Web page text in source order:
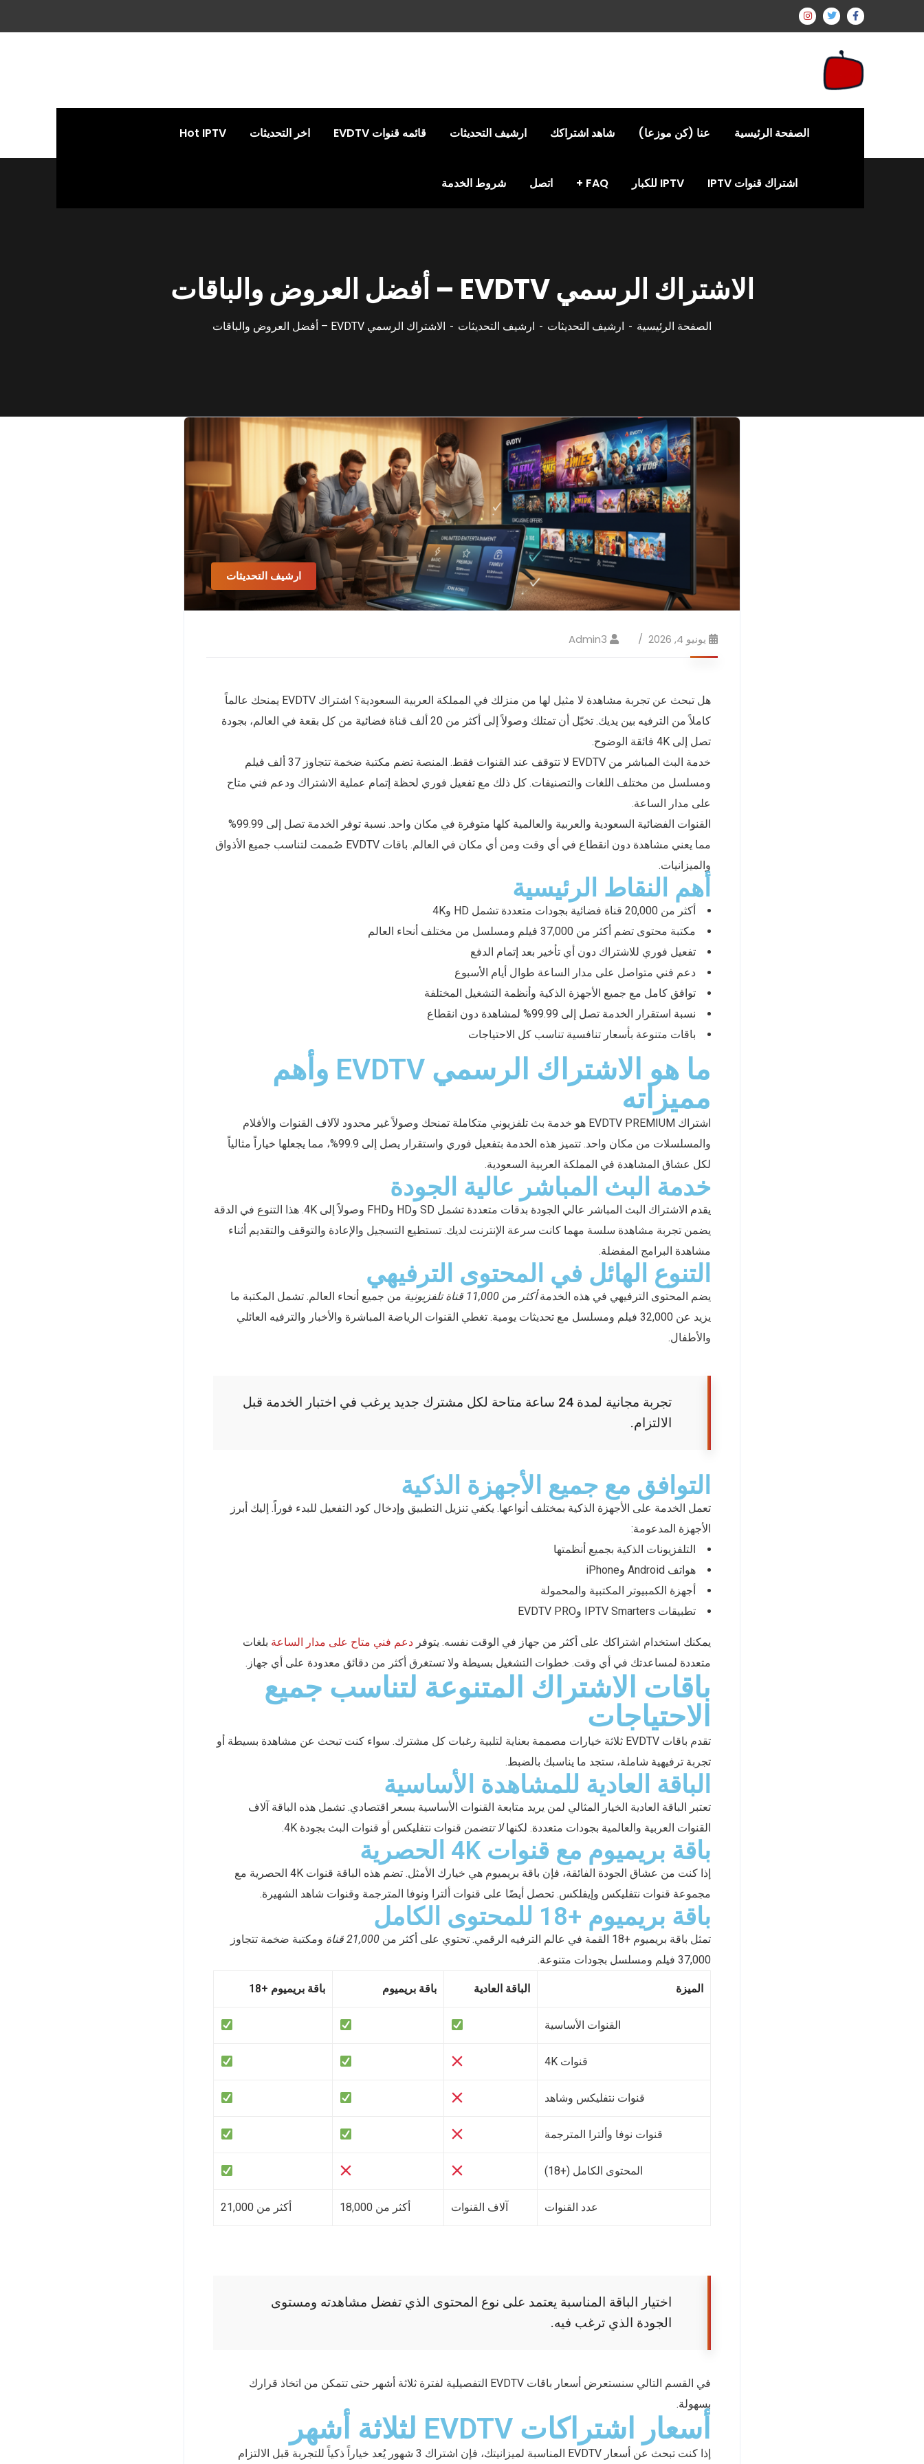
الصفحة الرئيسية عنا (كن موزعا) شاهد اشتراكك ارشيف التحديثات قائمه قنوات EVDTV اخر التحديثات Hot IPTV
اشتراك قنوات IPTV IPTV للكبار FAQ اتصل شروط الخدمة
الاشتراك الرسمي EVDTV – أفضل العروض والباقات
الصفحة الرئيسية ارشيف التحديثات ارشيف التحديثات الاشتراك الرسمي EVDTV – أفضل العروض والباقات
ارشيف التحديثات
يونيو 4, 2026 Admin3
هل تبحث عن تجربة مشاهدة لا مثيل لها من منزلك في المملكة العربية السعودية؟ اشتراك EVDTV يمنحك عالماً
كاملاً من الترفيه بين يديك. تخيّل أن تمتلك وصولاً إلى أكثر من 20 ألف قناة فضائية من كل بقعة في العالم، بجودة
تصل إلى 4K فائقة الوضوح.
خدمة البث المباشر من EVDTV لا تتوقف عند القنوات فقط. المنصة تضم مكتبة ضخمة تتجاوز 37 ألف فيلم
ومسلسل من مختلف اللغات والتصنيفات. كل ذلك مع تفعيل فوري لحظة إتمام عملية الاشتراك ودعم فني متاح
على مدار الساعة.
القنوات الفضائية السعودية والعربية والعالمية كلها متوفرة في مكان واحد. نسبة توفر الخدمة تصل إلى 99.99%
مما يعني مشاهدة دون انقطاع في أي وقت ومن أي مكان في العالم. باقات EVDTV صُممت لتناسب جميع الأذواق
والميزانيات.
أهم النقاط الرئيسية
أكثر من 20,000 قناة فضائية بجودات متعددة تشمل HD و4K
مكتبة محتوى تضم أكثر من 37,000 فيلم ومسلسل من مختلف أنحاء العالم
تفعيل فوري للاشتراك دون أي تأخير بعد إتمام الدفع
دعم فني متواصل على مدار الساعة طوال أيام الأسبوع
توافق كامل مع جميع الأجهزة الذكية وأنظمة التشغيل المختلفة
نسبة استقرار الخدمة تصل إلى 99.99% لمشاهدة دون انقطاع
باقات متنوعة بأسعار تنافسية تناسب كل الاحتياجات
ما هو الاشتراك الرسمي EVDTV وأهم
مميزاته
اشتراك EVDTV PREMIUM هو خدمة بث تلفزيوني متكاملة تمنحك وصولاً غير محدود لآلاف القنوات والأفلام
والمسلسلات من مكان واحد. تتميز هذه الخدمة بتفعيل فوري واستقرار يصل إلى 99.9%، مما يجعلها خياراً مثالياً
لكل عشاق المشاهدة في المملكة العربية السعودية.
خدمة البث المباشر عالية الجودة
يقدم الاشتراك البث المباشر عالي الجودة بدقات متعددة تشمل SD وHD وFHD وصولاً إلى 4K. هذا التنوع في الدقة
يضمن تجربة مشاهدة سلسة مهما كانت سرعة الإنترنت لديك. تستطيع التسجيل والإعادة والتوقف والتقديم أثناء
مشاهدة البرامج المفضلة.
التنوع الهائل في المحتوى الترفيهي
يضم المحتوى الترفيهي في هذه الخدمةأكثر من 11,000 قناة تلفزيونية
من جميع أنحاء العالم. تشمل المكتبة ما
يزيد عن 32,000 فيلم ومسلسل مع تحديثات يومية. تغطي القنوات الرياضة المباشرة والأخبار والترفيه العائلي
والأطفال.
تجربة مجانية لمدة 24 ساعة متاحة لكل مشترك جديد يرغب في اختبار الخدمة قبل
الالتزام.
التوافق مع جميع الأجهزة الذكية
تعمل الخدمة على الأجهزة الذكية بمختلف أنواعها. يكفي تنزيل التطبيق وإدخال كود التفعيل للبدء فوراً. إليك أبرز
الأجهزة المدعومة:
التلفزيونات الذكية بجميع أنظمتها
هواتف Android وiPhone
أجهزة الكمبيوتر المكتبية والمحمولة
تطبيقات IPTV Smarters وEVDTV PRO
يمكنك استخدام اشتراكك على أكثر من جهاز في الوقت نفسه. يتوفر دعم فني متاح على مدار الساعة بلغات
متعددة لمساعدتك في أي وقت. خطوات التشغيل بسيطة ولا تستغرق أكثر من دقائق معدودة على أي جهاز.
باقات الاشتراك المتنوعة لتناسب جميع
الاحتياجات
تقدم باقات EVDTV ثلاثة خيارات مصممة بعناية لتلبية رغبات كل مشترك. سواء كنت تبحث عن مشاهدة بسيطة أو
تجربة ترفيهية شاملة، ستجد ما يناسبك بالضبط.
الباقة العادية للمشاهدة الأساسية
تعتبر الباقة العادية الخيار المثالي لمن يريد متابعة القنوات الأساسية بسعر اقتصادي. تشمل هذه الباقة آلاف
القنوات العربية والعالمية بجودات متعددة. لكنهالا تتضمن قنوات نتفليكس أو قنوات البث بجودة 4K.
باقة بريميوم مع قنوات 4K الحصرية
إذا كنت من عشاق الجودة الفائقة، فإن باقة بريميوم هي خيارك الأمثل. تضم هذه الباقة قنوات 4K الحصرية مع
مجموعة قنوات نتفليكس وإيفلكس. تحصل أيضًا على قنوات ألترا ونوفا المترجمة وقنوات شاهد الشهيرة.
باقة بريميوم +18 للمحتوى الكامل
تمثل باقة بريميوم +18 القمة في عالم الترفيه الرقمي. تحتوي على أكثر من 21,000 قناة
ومكتبة ضخمة تتجاوز
37,000 فيلم ومسلسل بجودات متنوعة.
الميزة الباقة العادية باقة بريميوم باقة بريميوم +18
القنوات الأساسية
قنوات 4K
قنوات نتفليكس وشاهد
قنوات نوفا وألترا المترجمة
المحتوى الكامل (+18)
عدد القنوات آلاف القنوات أكثر من 18,000 أكثر من 21,000
اختيار الباقة المناسبة يعتمد على نوع المحتوى الذي تفضل مشاهدته ومستوى
الجودة الذي ترغب فيه.
في القسم التالي سنستعرض أسعار باقات EVDTV التفصيلية لفترة ثلاثة أشهر حتى تتمكن من اتخاذ قرارك
بسهولة.
أسعار اشتراكات EVDTV لثلاثة أشهر
إذا كنت تبحث عن أسعار EVDTV المناسبة لميزانيتك، فإن اشتراك 3 شهور يُعد خياراً ذكياً للتجربة قبل الالتزام